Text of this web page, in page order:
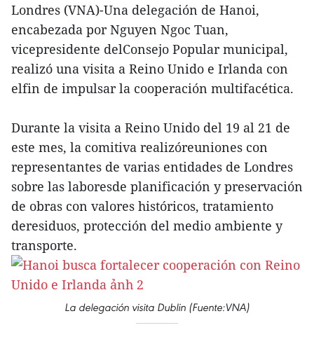
Londres (VNA)-Una delegación de Hanoi,
encabezada por Nguyen Ngoc Tuan,
vicepresidente delConsejo Popular municipal,
realizó una visita a Reino Unido e Irlanda con
elfin de impulsar la cooperación multifacética.
Durante la visita a Reino Unido del 19 al 21 de
este mes, la comitiva realizóreuniones con
representantes de varias entidades de Londres
sobre las laboresde planificación y preservación
de obras con valores históricos, tratamiento
deresiduos, protección del medio ambiente y
transporte.
La delegación visita Dublin (Fuente:VNA)